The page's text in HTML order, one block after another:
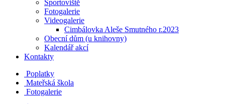
Sportoviště
Fotogalerie
Videogalerie
Cimbálovka Aleše Smutného r.2023
Obecní dům (u knihovny)
Kalendář akcí
Kontakty
Poplatky
Mateřská škola
Fotogalerie